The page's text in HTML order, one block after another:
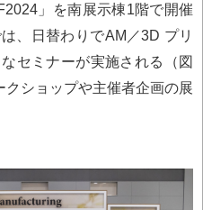
」を南展示棟1階で開催
、日替わりでAM／3D プリ
セミナーが実施される（図
ショップや主催者企画の展